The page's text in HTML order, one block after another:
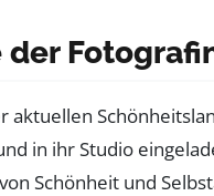
aktuellen
in ihr Studio
Schönheit und